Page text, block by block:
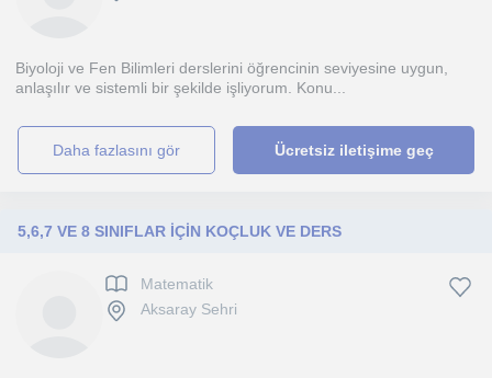
Biyoloji ve Fen Bilimleri derslerini öğrencinin seviyesine uygun,
anlaşılır ve sistemli bir şekilde işliyorum. Konu...
daha fazlasını gör Ücretsiz iletişime geç
5,6,7 VE 8 SINIFLAR İÇİN KOÇLUK VE DERS
Matematik
Aksaray Sehri